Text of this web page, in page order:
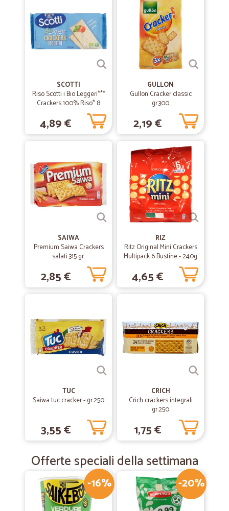
SCOTTI
Riso Scotti i Bio Leggeri***
Crackers 100% Riso* 8
mono 200 gr.
4,89 €
GULLON
Gullon Cracker classic
gr.300
2,19 €
SAIWA
Premium Saiwa Crackers
salati 315 gr.
2,85 €
RIZ
Ritz Original Mini Crackers
Multipack 6 Bustine - 240g
4,65 €
TUC
Saiwa tuc cracker - gr.250
3,55 €
CRICH
Crich crackers integrali
gr.250
1,75 €
Offerte speciali della settimana
-16% -20%